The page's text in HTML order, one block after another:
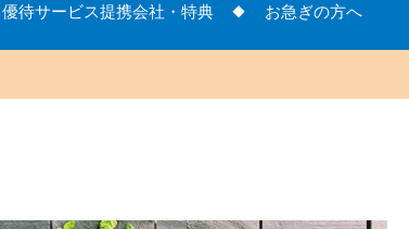
ソーサレアが選ばれる理由
入会案内
優待サービス提携会社・特典 お急ぎの方へ